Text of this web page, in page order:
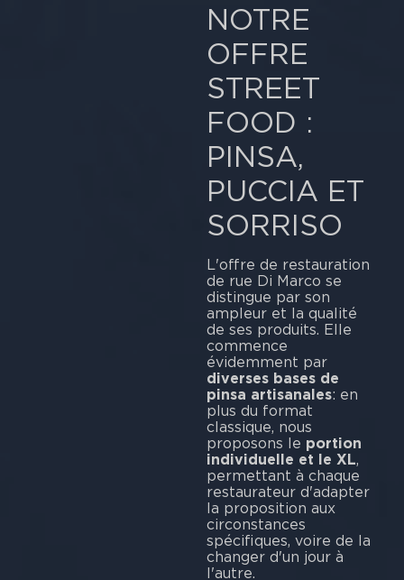
NOTRE
OFFRE
STREET
FOOD :
PINSA,
PUCCIA ET
SORRISO
L'offre de restauration
de rue Di Marco se
distingue par son
ampleur et la qualité
de ses produits. Elle
commence
évidemment par
diverses bases de
pinsa artisanales: en
plus du format
classique, nous
proposons le portion
individuelle et le XL,
permettant à chaque
restaurateur d'adapter
la proposition aux
circonstances
spécifiques, voire de la
changer d'un jour à
l'autre.